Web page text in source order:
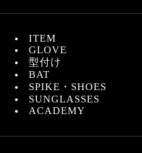
ITEM
GLOVE
型付け
BAT
SPIKE・SHOES
SUNGLASSES
ACADEMY